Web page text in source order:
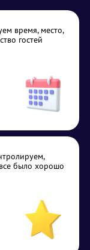
время, место,
гостей
было хорошо